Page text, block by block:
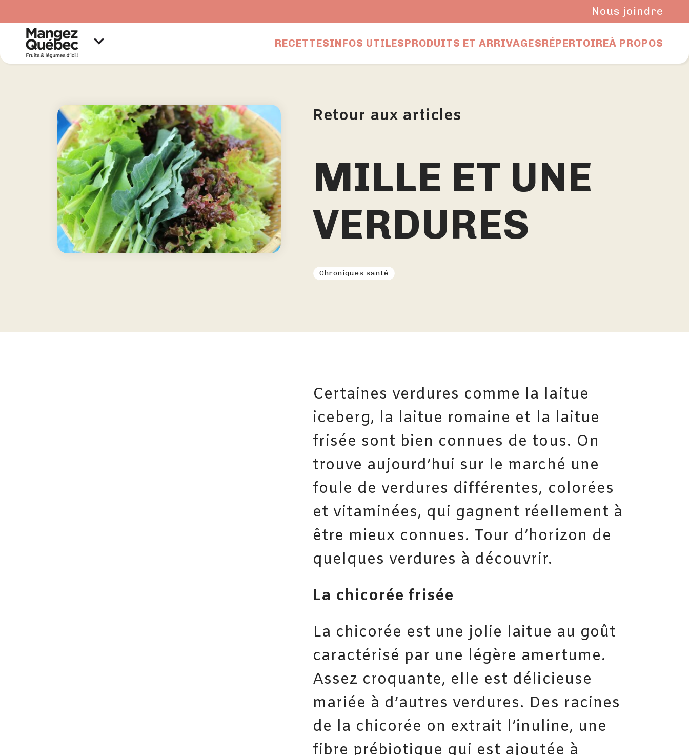
Nous joindre
RECETTESINFOS UTILESPRODUITS ET ARRIVAGESRÉPERTOIREÀ PROPOS
Retour aux articles
MILLE ET UNE
VERDURES
Chroniques santé
Certaines verdures comme la laitue
iceberg, la laitue romaine et la laitue
frisée sont bien connues de tous. On
trouve aujourd’hui sur le marché une
foule de verdures différentes, colorées
et vitaminées, qui gagnent réellement à
être mieux connues. Tour d’horizon de
quelques verdures à découvrir.
La chicorée frisée
La chicorée est une jolie laitue au goût
caractérisé par une légère amertume.
Assez croquante, elle est délicieuse
mariée à d’autres verdures. Des racines
de la chicorée on extrait l’inuline, une
fibre prébiotique qui est ajoutée à